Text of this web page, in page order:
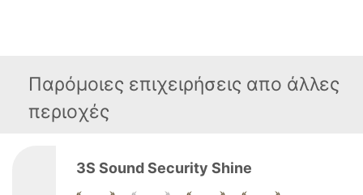
Παρόμοιες επιχειρήσεις απο άλλες
περιοχές
3S Sound Security Shine